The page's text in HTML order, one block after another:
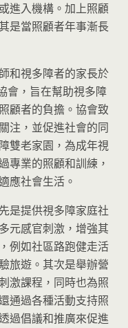
進入機構。加上照顧
是當照顧者年事漸長
和視多障者的家長於
會，旨在幫助視多障
顧者的負擔。協會致
注，並促進社會的同
雙老家園，為成年視
專業的照顧和訓練，
應社會生活。
是提供視多障家庭社
元感官刺激，增強其
例如社區路跑健走活
旅遊。其次是舉辦營
激課程，同時也為照
通過各種活動支持照
過倡議和推廣來促進